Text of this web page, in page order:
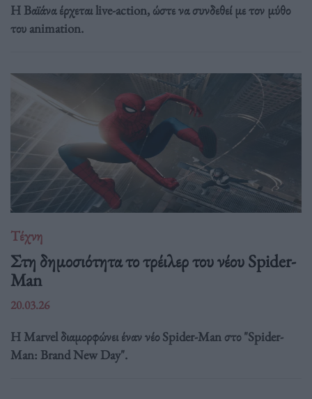
Η Βαϊάνα έρχεται live-action, ώστε να συνδεθεί με τον μύθο
του animation.
Τέχνη
Στη δημοσιότητα το τρέιλερ του νέου Spider-
Man
20.03.26
Η Marvel διαμορφώνει έναν νέο Spider-Man στο "Spider-
Man: Brand New Day".